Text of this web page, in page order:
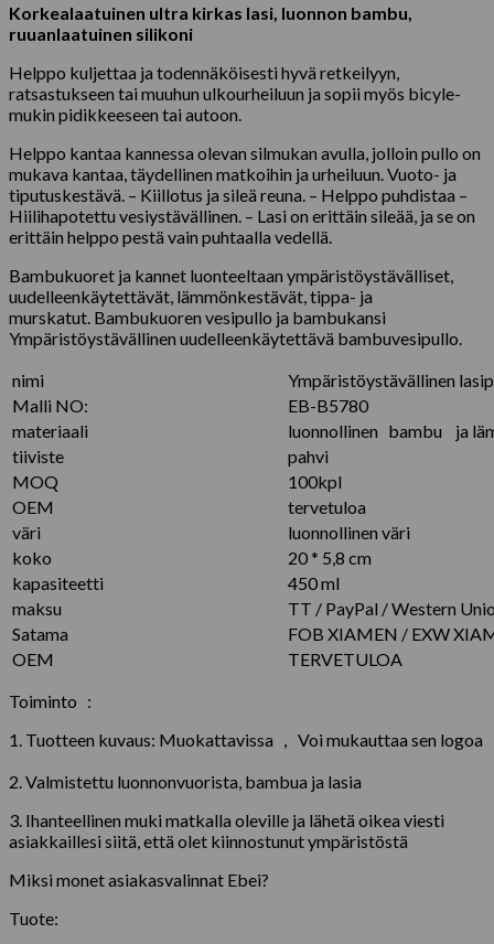
Korkealaatuinen ultra kirkas lasi, luonnon bambu,
ruuanlaatuinen silikoni
Helppo kuljettaa ja todennäköisesti hyvä retkeilyyn,
ratsastukseen tai muuhun ulkourheiluun ja sopii myös bicyle-
mukin pidikkeeseen tai autoon.
Helppo kantaa kannessa olevan silmukan avulla, jolloin pullo on
mukava kantaa, täydellinen matkoihin ja urheiluun. Vuoto- ja
tiputuskestävä. – Kiillotus ja sileä reuna. – Helppo puhdistaa –
Hiilihapotettu vesiystävällinen. – Lasi on erittäin sileää, ja se on
erittäin helppo pestä vain puhtaalla vedellä.
Bambukuoret ja kannet luonteeltaan ympäristöystävälliset,
uudelleenkäytettävät, lämmönkestävät, tippa- ja
murskatut. Bambukuoren vesipullo ja bambukansi
Ympäristöystävällinen uudelleenkäytettävä bambuvesipullo.
nimi
Ympäristöystävällinen
Malli NO:
EB-B5780
materiaali
luonnollinen bambu ja
tiiviste
pahvi
MOQ
100kpl
OEM
tervetuloa
väri
luonnollinen väri
koko
20 * 5,8 cm
kapasiteetti
450 ml
maksu
TT / PayPal / Western
Satama
FOB XIAMEN / EXW
OEM
TERVETULOA
Toiminto :
1. Tuotteen kuvaus: Muokattavissa ， Voi mukauttaa sen logoa
2. Valmistettu luonnonvuorista, bambua ja lasia
3. Ihanteellinen muki matkalla oleville ja lähetä oikea viesti
asiakkaillesi siitä, että olet kiinnostunut ympäristöstä
Miksi monet asiakasvalinnat Ebei?
Tuote: